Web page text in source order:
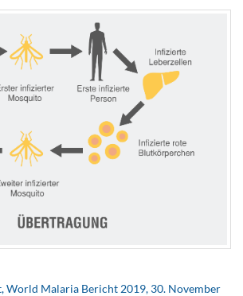
World Malaria Bericht 2019, 30. November